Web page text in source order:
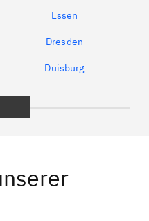
Essen
Dresden
Duisburg
Bamberg